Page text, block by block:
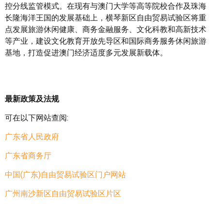
控分线监管模式。在现有与澳门大学等高等院校合作及珠海
长隆海洋王国的发展基础上，横琴新区自由贸易试验区将重
点发展旅游休闲健康、商务金融服务、文化科教和高新技术
等产业，建设文化教育开放先导区和国际商务服务休闲旅游
基地，打造促进澳门经济适度多元发展新载体。
最新政策及法规
可在以下网站查阅:
广东省人民政府
广东省商务厅
中国(广东)自由贸易试验区门户网站
广州南沙新区自由贸易试验区片区